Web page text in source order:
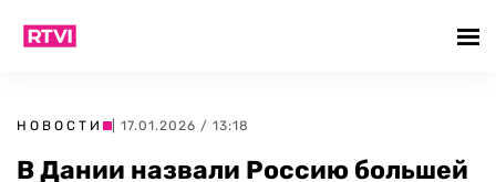
НОВОСТИ | 17.01.2026 / 13:18
В Дании назвали Россию большей